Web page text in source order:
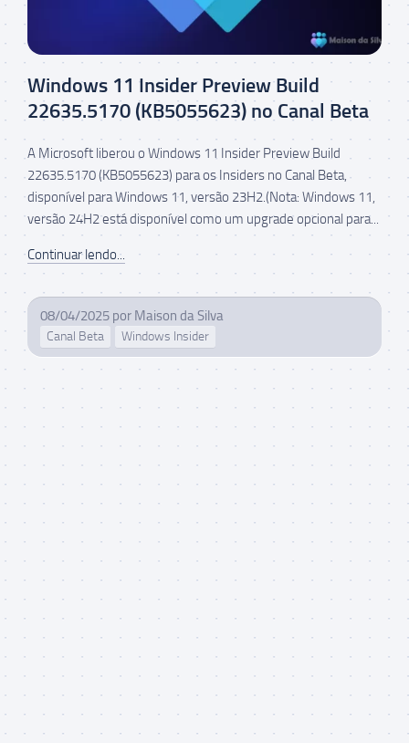
Windows 11 Insider Preview Build
22635.5170 (KB5055623) no Canal Beta
A Microsoft liberou o Windows 11 Insider Preview Build
22635.5170 (KB5055623) para os Insiders no Canal Beta,
disponível para Windows 11, versão 23H2.(Nota: Windows 11,
versão 24H2 está disponível como um upgrade opcional para...
Continuar lendo...
08/04/2025 por Maison da Silva
Canal Beta Windows Insider